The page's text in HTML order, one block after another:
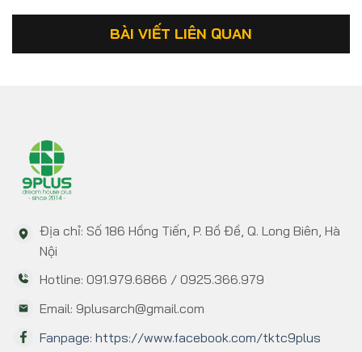
BÀI VIẾT LIÊN QUAN
Địa chỉ: Số 186 Hồng Tiến, P. Bồ Đề, Q. Long Biên, Hà
Nội
Hotline: 091.979.6866 / 0925.366.979
Email: 9plusarch@gmail.com
Fanpage: https://www.facebook.com/tktc9plus